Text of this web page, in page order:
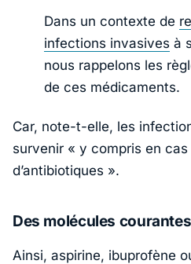
Dans un contexte de
infections invasives à
nous rappelons les
de ces médicaments.
Car, note-t-elle, les
survenir « y compris en
d’antibiotiques ».
Des molécules courantes
Ainsi, aspirine, ibuprofène